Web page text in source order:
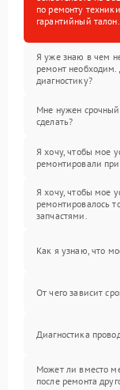
по ремонту
гарантийный талон.
Я уже знаю в чем
ремонт необходим.
диагностику?
Мне нужен
сделать?
Я хочу, чтобы мое
ремонтировали
Я хочу, чтобы мое
ремонтировалось
запчастями.
Как я узнаю, что
От чего зависит
Диагностика
Может ли вместо
после ремонта